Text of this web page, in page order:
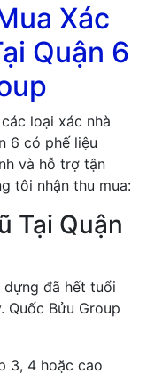
Xác
Quận 6
loại xác nhà
6 có phế liệu
và hỗ trợ tận
tôi nhận thu mua:
Tại Quận
dựng đã hết tuổi
Quốc Bửu Group
3, 4 hoặc cao